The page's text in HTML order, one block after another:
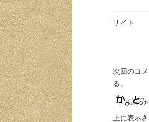
サイト
次回のコ
る。
上に表示